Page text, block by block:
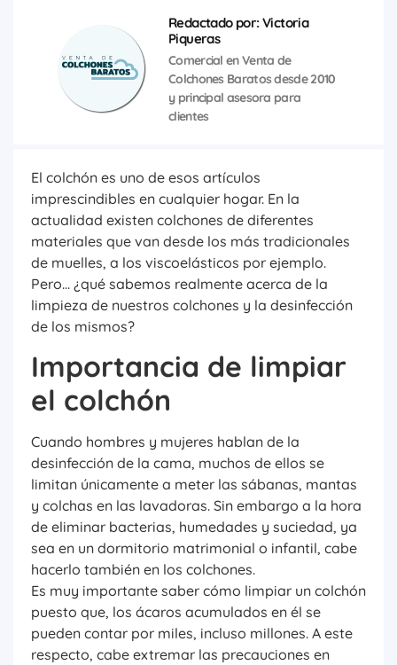
Redactado por: Victoria
Piqueras
Comercial en Venta de
Colchones Baratos desde 2010
y principal asesora para
clientes
El colchón es uno de esos artículos
imprescindibles en cualquier hogar. En la
actualidad existen colchones de diferentes
materiales que van desde los más tradicionales
de muelles, a los viscoelásticos por ejemplo.
Pero… ¿qué sabemos realmente acerca de la
limpieza de nuestros colchones y la desinfección
de los mismos?
Importancia de limpiar
el colchón
Cuando hombres y mujeres hablan de la
desinfección de la cama, muchos de ellos se
limitan únicamente a meter las sábanas, mantas
y colchas en las lavadoras. Sin embargo a la hora
de eliminar bacterias, humedades y suciedad, ya
sea en un dormitorio matrimonial o infantil, cabe
hacerlo también en los colchones.
Es muy importante saber cómo limpiar un colchón
puesto que, los ácaros acumulados en él se
pueden contar por miles, incluso millones. A este
respecto, cabe extremar las precauciones en